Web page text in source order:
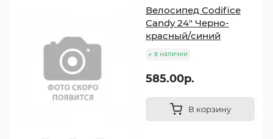
Велосипед Codifice
Candy 24" Черно-
красный/синий
в наличии
585.00р.
В корзину